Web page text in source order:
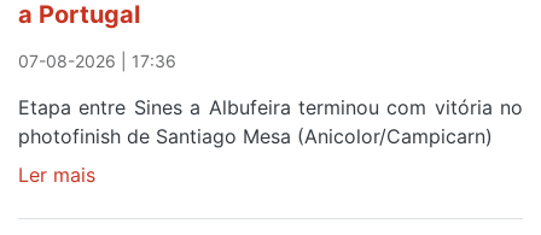
a Portugal
07-08-2026 | 17:36
Etapa entre Sines a Albufeira terminou com vitória no
photofinish de Santiago Mesa (Anicolor/Campicarn)
Ler mais